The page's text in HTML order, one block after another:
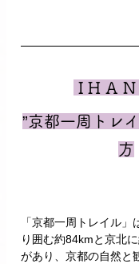
I H A N
”京都一周トレ
方
「京都一周トレイル」
り囲む約84kmと京北
があり、京都の自然と